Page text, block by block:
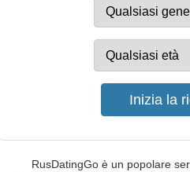
RusDatingGo è un popolare